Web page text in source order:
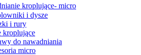
kroplujące- micro
i dysze
i rury
kroplujące
do nawadniania
micro